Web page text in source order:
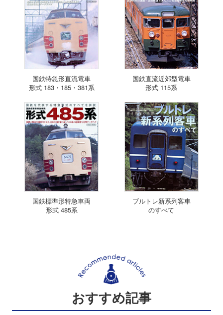
国鉄特急形直流電車
形式 183・185・381系
国鉄直流近郊型電車
形式 115系
国鉄標準形特急車両
形式 485系
ブルトレ新系列客車
のすべて
おすすめ記事